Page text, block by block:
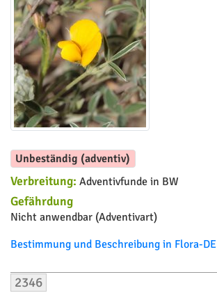
Unbeständig (adventiv)
Verbreitung: Adventivfunde in BW
Gefährdung
Nicht anwendbar (Adventivart)
Bestimmung und Beschreibung in Flora-DE
2346